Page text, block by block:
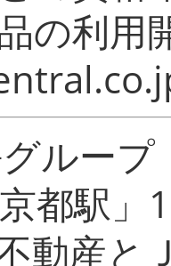
の利用
ルー
都駅」
動産と